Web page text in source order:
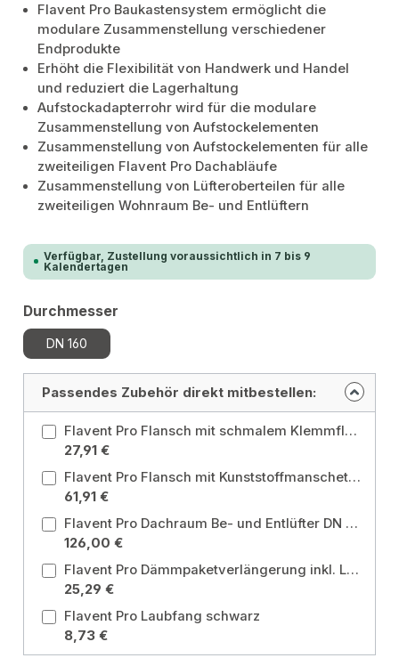
Flavent Pro Baukastensystem ermöglicht die
modulare Zusammenstellung verschiedener
Endprodukte
Erhöht die Flexibilität von Handwerk und Handel
und reduziert die Lagerhaltung
Aufstockadapterrohr wird für die modulare
Zusammenstellung von Aufstockelementen
Zusammenstellung von Aufstockelementen für alle
zweiteiligen Flavent Pro Dachabläufe
Zusammenstellung von Lüfteroberteilen für alle
zweiteiligen Wohnraum Be- und Entlüftern
Verfügbar, Zustellung voraussichtlich in 7 bis 9
Kalendertagen
Durchmesser
DN 160
Passendes Zubehör direkt mitbestellen:
Flavent Pro Flansch mit schmalem Klemmflansch Ausführung: Universal Klemmflansch für Kunststoff
27,91 €
Flavent Pro Flansch mit Kunststoffmanschette für Bauder Thermoplan T TL silbergrau Ausführung: Bauder Thermoplan T TL silbergrau
61,91 €
Flavent Pro Dachraum Be- und Entlüfter DN 125/ DN 160 mit Universal Klemm- und Schweißflansch ø 490mm Ausführung: Universal Klemm- und Schweißflansch für Bitumen und Kunststoff / Durchmesser: DN 125/ 160
126,00 €
Flavent Pro Dämmpaketverlängerung inkl. Lippendichtung Durchmesser: DN 160
25,29 €
Flavent Pro Laubfang schwarz
8,73 €